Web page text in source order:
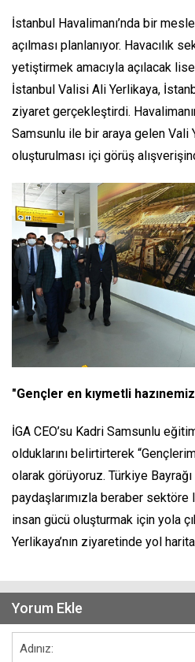
İstanbul Havalimanı’nda bir
açılması planlanıyor. Havacılık
yetiştirmek amacıyla açılacak
İstanbul Valisi Ali Yerlikaya,
ziyaret gerçekleştirdi.
Samsunlu ile bir araya gelen Vali
oluşturulması içi görüş
"Gençler en kıymetli
İGA CEO’su Kadri Samsunlu
olduklarını belirtirterek
olarak görüyoruz. Türkiye
paydaşlarımızla beraber
insan gücü oluşturmak için yola
Yerlikaya’nın ziyaretinde yol
Yorum Ekle